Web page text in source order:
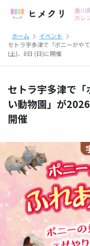
香川
カレ
ホーム
イベント
セトラ宇多津で「ポニーがや
(土)、8日 (日)に開催
セトラ宇多津で「
い動物園」が
開催